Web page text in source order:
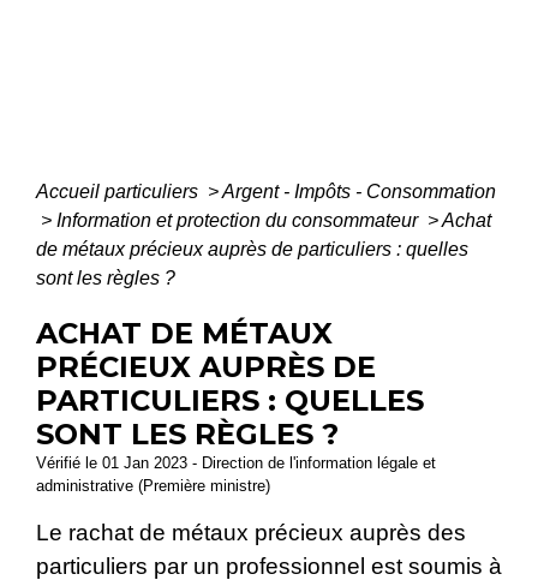
Accueil particuliers >Argent - Impôts - Consommation
> Information et protection du consommateur >Achat
de métaux précieux auprès de particuliers : quelles
sont les règles ?
ACHAT DE MÉTAUX
PRÉCIEUX AUPRÈS DE
PARTICULIERS : QUELLES
SONT LES RÈGLES ?
Vérifié le 01 Jan 2023 - Direction de l'information légale et
administrative (Première ministre)
Le rachat de métaux précieux auprès des
particuliers par un professionnel est soumis à